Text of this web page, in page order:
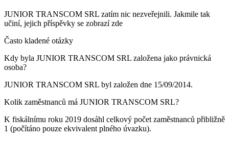
JUNIOR TRANSCOM SRL zatím nic nezveřejnili. Jakmile tak
učiní, jejich příspěvky se zobrazí zde
Často kladené otázky
Kdy byla JUNIOR TRANSCOM SRL založena jako právnická
osoba?
JUNIOR TRANSCOM SRL byl založen dne 15/09/2014.
Kolik zaměstnanců má JUNIOR TRANSCOM SRL?
K fiskálnímu roku 2019 dosáhl celkový počet zaměstnanců přibližně
1 (počítáno pouze ekvivalent plného úvazku).